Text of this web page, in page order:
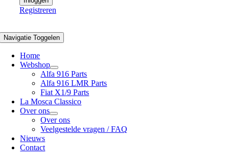
Registreren
Navigatie Toggelen
Home
Webshop
Alfa 916 Parts
Alfa 916 LMR Parts
Fiat X1/9 Parts
La Mosca Classico
Over ons
Over ons
Veelgestelde vragen / FAQ
Nieuws
Contact